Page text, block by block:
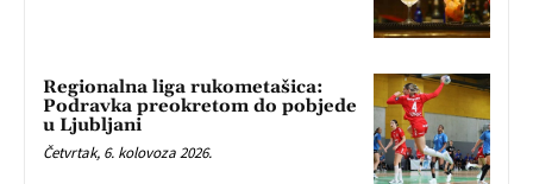
Regionalna liga rukometašica:
Podravka preokretom do pobjede
u Ljubljani
Četvrtak, 6. kolovoza 2026.